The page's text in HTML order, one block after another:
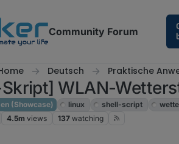
Community Forum
Deutsch Praktische
WLAN-
(Showcase) linux shell-script
4.5m views 137 watching